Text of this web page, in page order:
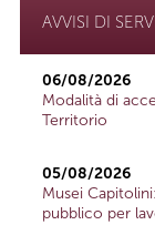
AVVISI DI
06/08/2026
Modalità di
Territorio
05/08/2026
Musei
pubblico per